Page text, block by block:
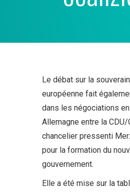
Le débat sur la
européenne fait
dans les négociations
Allemagne entre la CDU/
chancelier pressenti
pour la formation du
gouvernement.
Elle a été mise sur la